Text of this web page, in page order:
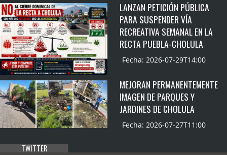
LANZAN PETICIÓN PÚBLICA
PARA SUSPENDER VÍA
RECREATIVA SEMANAL EN LA
RECTA PUEBLA-CHOLULA
Fecha: 2026-07-29T14:00
MEJORAN PERMANENTEMENTE
IMAGEN DE PARQUES Y
JARDINES DE CHOLULA
Fecha: 2026-07-27T11:00
TWITTER